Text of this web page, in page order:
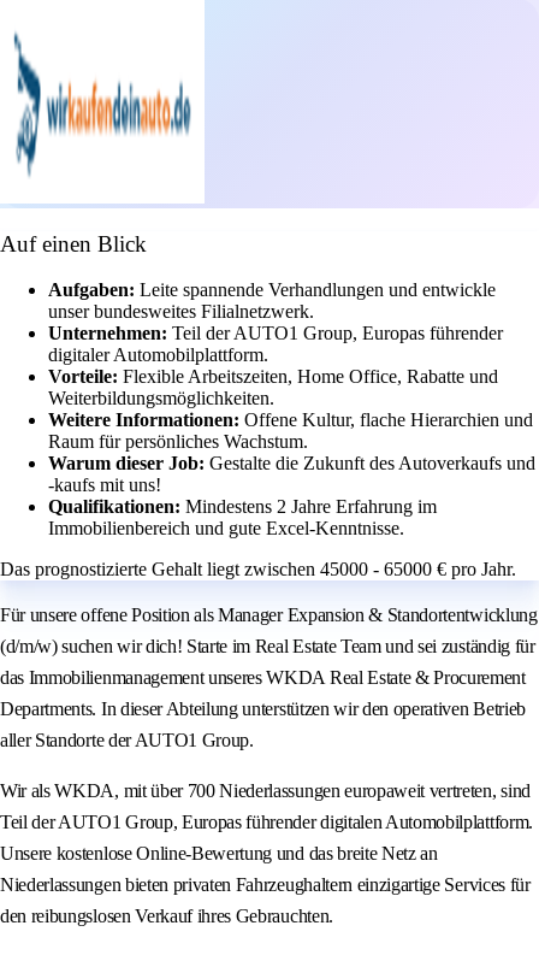
Auf einen Blick
Aufgaben: Leite spannende Verhandlungen und entwickle
unser bundesweites Filialnetzwerk.
Unternehmen: Teil der AUTO1 Group, Europas führender
digitaler Automobilplattform.
Vorteile: Flexible Arbeitszeiten, Home Office, Rabatte und
Weiterbildungsmöglichkeiten.
Weitere Informationen: Offene Kultur, flache Hierarchien und
Raum für persönliches Wachstum.
Warum dieser Job: Gestalte die Zukunft des Autoverkaufs und
-kaufs mit uns!
Qualifikationen: Mindestens 2 Jahre Erfahrung im
Immobilienbereich und gute Excel-Kenntnisse.
Das prognostizierte Gehalt liegt zwischen 45000 - 65000 € pro Jahr.
Für unsere offene Position als Manager Expansion & Standortentwicklung
(d/m/w) suchen wir dich! Starte im Real Estate Team und sei zuständig für
das Immobilienmanagement unseres WKDA Real Estate & Procurement
Departments. In dieser Abteilung unterstützen wir den operativen Betrieb
aller Standorte der AUTO1 Group.
Wir als WKDA, mit über 700 Niederlassungen europaweit vertreten, sind
Teil der AUTO1 Group, Europas führender digitalen Automobilplattform.
Unsere kostenlose Online-Bewertung und das breite Netz an
Niederlassungen bieten privaten Fahrzeughaltern einzigartige Services für
den reibungslosen Verkauf ihres Gebrauchten.